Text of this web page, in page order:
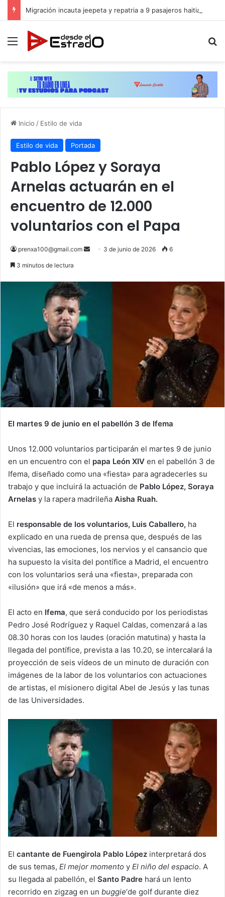
Menú
Inicio / Estilo de vida
Estilo de vida Portada
Pablo López y Soraya
Arnelas actuarán en el
encuentro de 12.000
voluntarios con el Papa
prenxa100@gmail.com
Send 3 de junio de 2026 6
3 minutos de lectura
El martes 9 de junio en el pabellón 3 de Ifema
Unos 12.000 voluntarios participarán el martes 9 de junio
en un encuentro con el papa León XIV en el pabellón 3 de
Ifema, diseñado como una «fiesta» para agradecerles su
trabajo y que incluirá la actuación de Pablo López, Soraya
Arnelas y la rapera madrileña Aisha Ruah.
El responsable de los voluntarios, Luis Caballero, ha
explicado en una rueda de prensa que, después de las
vivencias, las emociones, los nervios y el cansancio que
ha supuesto la visita del pontífice a Madrid, el encuentro
con los voluntarios será una «fiesta», preparada con
«ilusión» que irá «de menos a más».
El acto en Ifema, que será conducido por los periodistas
Pedro José Rodríguez y Raquel Caldas, comenzará a las
08.30 horas con los laudes (oración matutina) y hasta la
llegada del pontífice, prevista a las 10.20, se intercalará la
proyección de seis vídeos de un minuto de duración con
imágenes de la labor de los voluntarios con actuaciones
de artistas, el misionero digital Abel de Jesús y las tunas
de las Universidades.
El cantante de Fuengirola Pablo López interpretará dos
de sus temas, El mejor momento y El niño del espacio. A
su llegada al pabellón, el Santo Padre hará un lento
recorrido en zigzag en un buggie‘de golf durante diez